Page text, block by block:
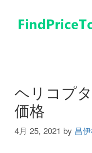
ヘリコプ
価格
4月 25, 2021 by 昌